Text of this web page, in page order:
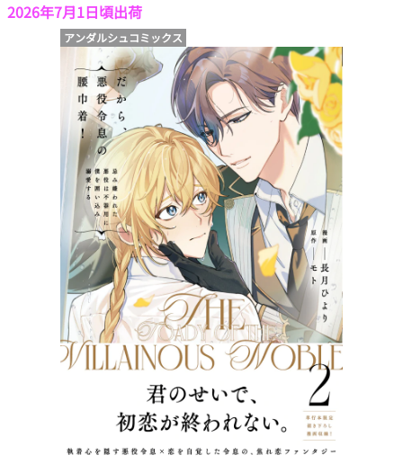
2026年7月1日頃出荷
アンダルシュコミックス